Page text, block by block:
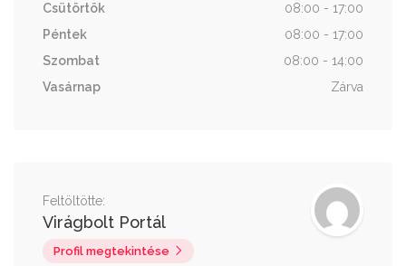
Csütörtök
08:00 - 17:00
Péntek
08:00 - 17:00
Szombat
08:00 - 14:00
Vasárnap
Zárva
Feltöltötte:
Virágbolt Portál
Profil megtekintése